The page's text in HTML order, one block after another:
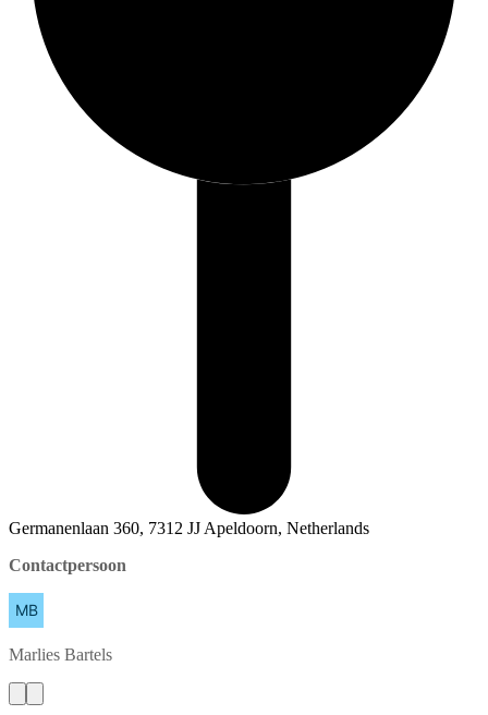
Germanenlaan 360, 7312 JJ Apeldoorn, Netherlands
Contactpersoon
Marlies Bartels